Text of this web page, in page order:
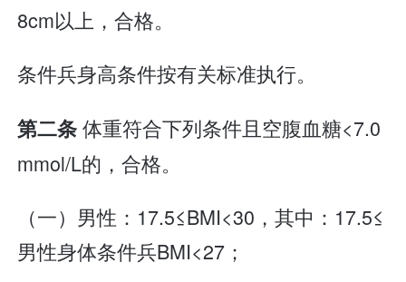
8cm以上，合格。
条件兵身高条件按有关标准执行。
第二条体重符合下列条件且空腹血糖<7.0
mmol/L的，合格。
（一）男性：17.5≤BMI<30，其中：17.5≤
男性身体条件兵BMI<27；